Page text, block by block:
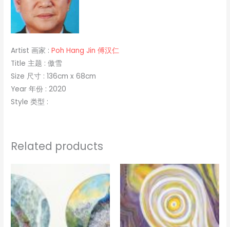
Artist 画家 :Poh Hang Jin 傅汉仁
Title 主题 : 傲雪
Size 尺寸 : 136cm x 68cm
Year 年份 : 2020
Style 类型 :
Related products